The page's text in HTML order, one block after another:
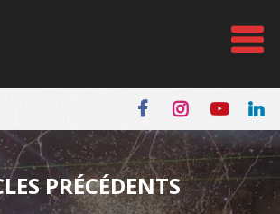
cookies
PRÉCÉDENTS